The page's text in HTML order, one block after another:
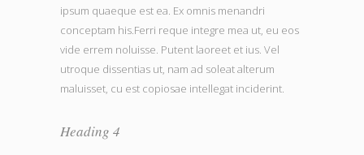
ipsum quaeque est ea. Ex omnis menandri
conceptam his.Ferri reque integre mea ut, eu eos
vide errem noluisse. Putent laoreet et ius. Vel
utroque dissentias ut, nam ad soleat alterum
maluisset, cu est copiosae intellegat inciderint.
Heading 4